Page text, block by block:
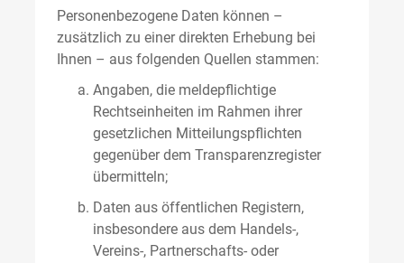
Personenbezogene Daten können –
zusätzlich zu einer direkten Erhebung bei
Ihnen – aus folgenden Quellen stammen:
Angaben, die meldepflichtige
Rechtseinheiten im Rahmen ihrer
gesetzlichen Mitteilungspflichten
gegenüber dem Transparenzregister
übermitteln;
Daten aus öffentlichen Registern,
insbesondere aus dem Handels-,
Vereins-, Partnerschafts- oder